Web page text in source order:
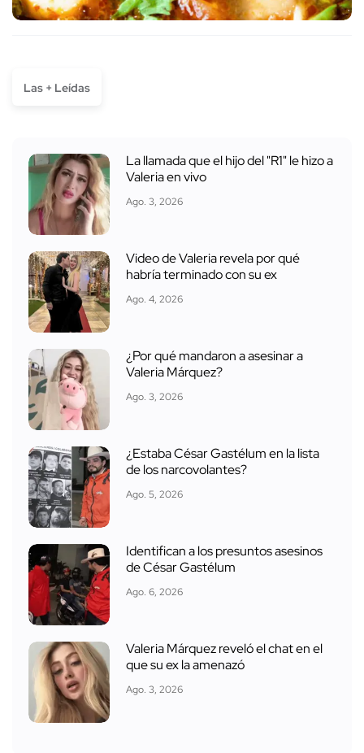
Las + Leídas
La llamada que el hijo del "R1" le hizo a
Valeria en vivo
Ago. 3, 2026
Video de Valeria revela por qué
habría terminado con su ex
Ago. 4, 2026
¿Por qué mandaron a asesinar a
Valeria Márquez?
Ago. 3, 2026
¿Estaba César Gastélum en la lista
de los narcovolantes?
Ago. 5, 2026
Identifican a los presuntos asesinos
de César Gastélum
Ago. 6, 2026
Valeria Márquez reveló el chat en el
que su ex la amenazó
Ago. 3, 2026